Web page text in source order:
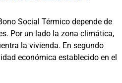
Social Térmico depende de
Por un lado la zona climática,
la vivienda. En segundo
económica establecido en el